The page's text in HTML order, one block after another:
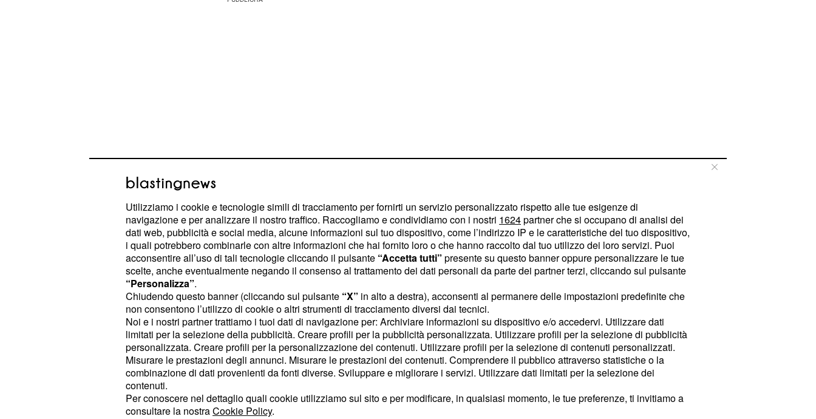
Infatti, tra le intenzioni dei relatori del CUFOM vi è quella di
creare un parallelo tra storia,misterie attualità ufologica.
Alla conferenza del 9 agosto saranno presenti il saggista
Ennio Piccaluga, autore di ‘Ossimoro Marte’, eAngelo
Carannante, presidente del Centro Ufologico Mediterraneo
La particolarità di convegni similiè rappresentata anche
dalla possibilità di mostrare materiale documentale inedito,
oltre ad anteprime di nuovi episodi ufologici degni di
approfondimento. Tra i punti cardine degli interventi in
programma: un focus sullateoria degli ‘antichi
astronauti’, le possibilità di individuare
e le valutazionisui piùrecenti avvistamenti UFO, o
Utilizziamo i cookie e tecnologie simili di tracciamento per fornirti un servizio personalizzato rispetto alle tue esigenze di
navigazione e per analizzare il nostro traffico. Raccogliamo e condividiamo con i nostri 1624partner che si occupano di analisi dei
dati web, pubblicità e social media, alcune informazioni sul tuo dispositivo, come l’indirizzo IP e le caratteristiche del tuo dispositivo,
i quali potrebbero combinarle con altre informazioni che hai fornito loro o che hanno raccolto dal tuo utilizzo dei loro servizi. Puoi
acconsentire all’uso di tali tecnologie cliccando il pulsante “Accetta tutti” presente su questo banner oppure personalizzare le tue
scelte, anche eventualmente negando il consenso al trattamento dei dati personali da parte dei partner terzi, cliccando sul pulsante
“Personalizza”.
Chiudendo questo banner (cliccando sul pulsante “X” in alto a destra), acconsenti al permanere delle impostazioni predefinite che
non consentono l’utilizzo di cookie o altri strumenti di tracciamento diversi dai tecnici.
Noi e i nostri partner trattiamo i tuoi dati di navigazione per: Archiviare informazioni su dispositivo e/o accedervi. Utilizzare dati
limitati per la selezione della pubblicità. Creare profili per la pubblicità personalizzata. Utilizzare profili per la selezione di pubblicità
personalizzata. Creare profili per la personalizzazione dei contenuti. Utilizzare profili per la selezione di contenuti personalizzati.
Misurare le prestazioni degli annunci. Misurare le prestazioni dei contenuti. Comprendere il pubblico attraverso statistiche o la
combinazione di dati provenienti da fonti diverse. Sviluppare e migliorare i servizi. Utilizzare dati limitati per la selezione dei
contenuti.
Per conoscere nel dettaglio quali cookie utilizziamo sul sito e per modificare, in qualsiasi momento, le tue preferenze, ti invitiamo a
consultare la nostraCookie Policy.